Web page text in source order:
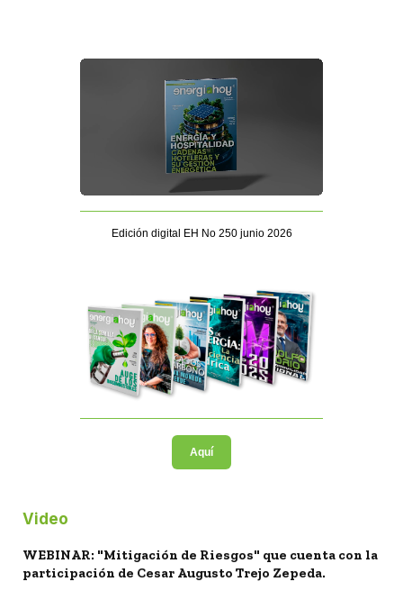
Edición digital EH No 250 junio 2026
Aquí
Video
WEBINAR: "Mitigación de Riesgos" que cuenta con la
participación de Cesar Augusto Trejo Zepeda.